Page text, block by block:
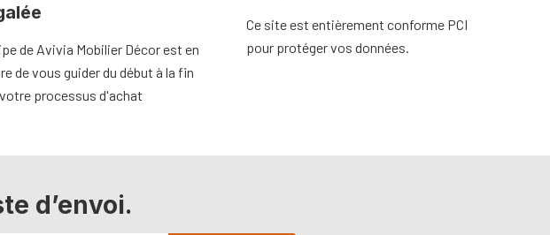
de Avivia Mobilier Décor est en
de vous guider du début à la fin
processus d'achat
Ce site est entièrement conforme PCI
pour protéger vos données.
d’envoi.